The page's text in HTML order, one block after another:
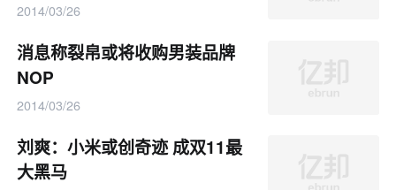
2014/03/26
消息称裂帛或将收购男装品牌
NOP
2014/03/26
刘爽：小米或创奇迹 成双11最
大黑马